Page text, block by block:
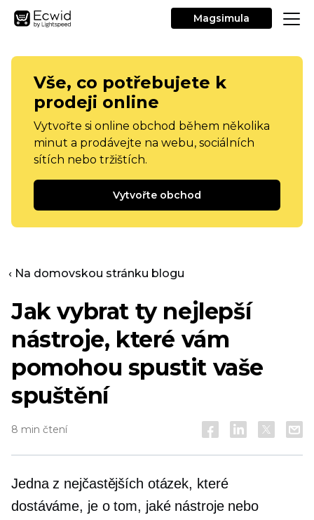
Magsimula
Vše, co potřebujete k
prodeji online
Vytvořte si online obchod během několika
minut a prodávejte na webu, sociálních
sítích nebo tržištích.
Vytvořte obchod
‹ Na domovskou stránku blogu
Jak vybrat ty nejlepší
nástroje, které vám
pomohou spustit vaše
spuštění
8 min čtení
Jedna z nejčastějších otázek, které
dostáváme, je o tom, jaké nástroje nebo